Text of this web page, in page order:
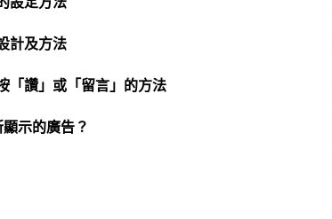
計及方法
「讚」或「留言」的方法
示的廣告？